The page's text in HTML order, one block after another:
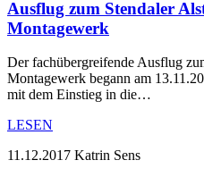
Ausflug zum Stendaler
Montagewerk
Der fachübergreifende Ausflug
Montagewerk begann am
mit dem Einstieg in die…
LESEN
11.12.2017 Katrin Sens